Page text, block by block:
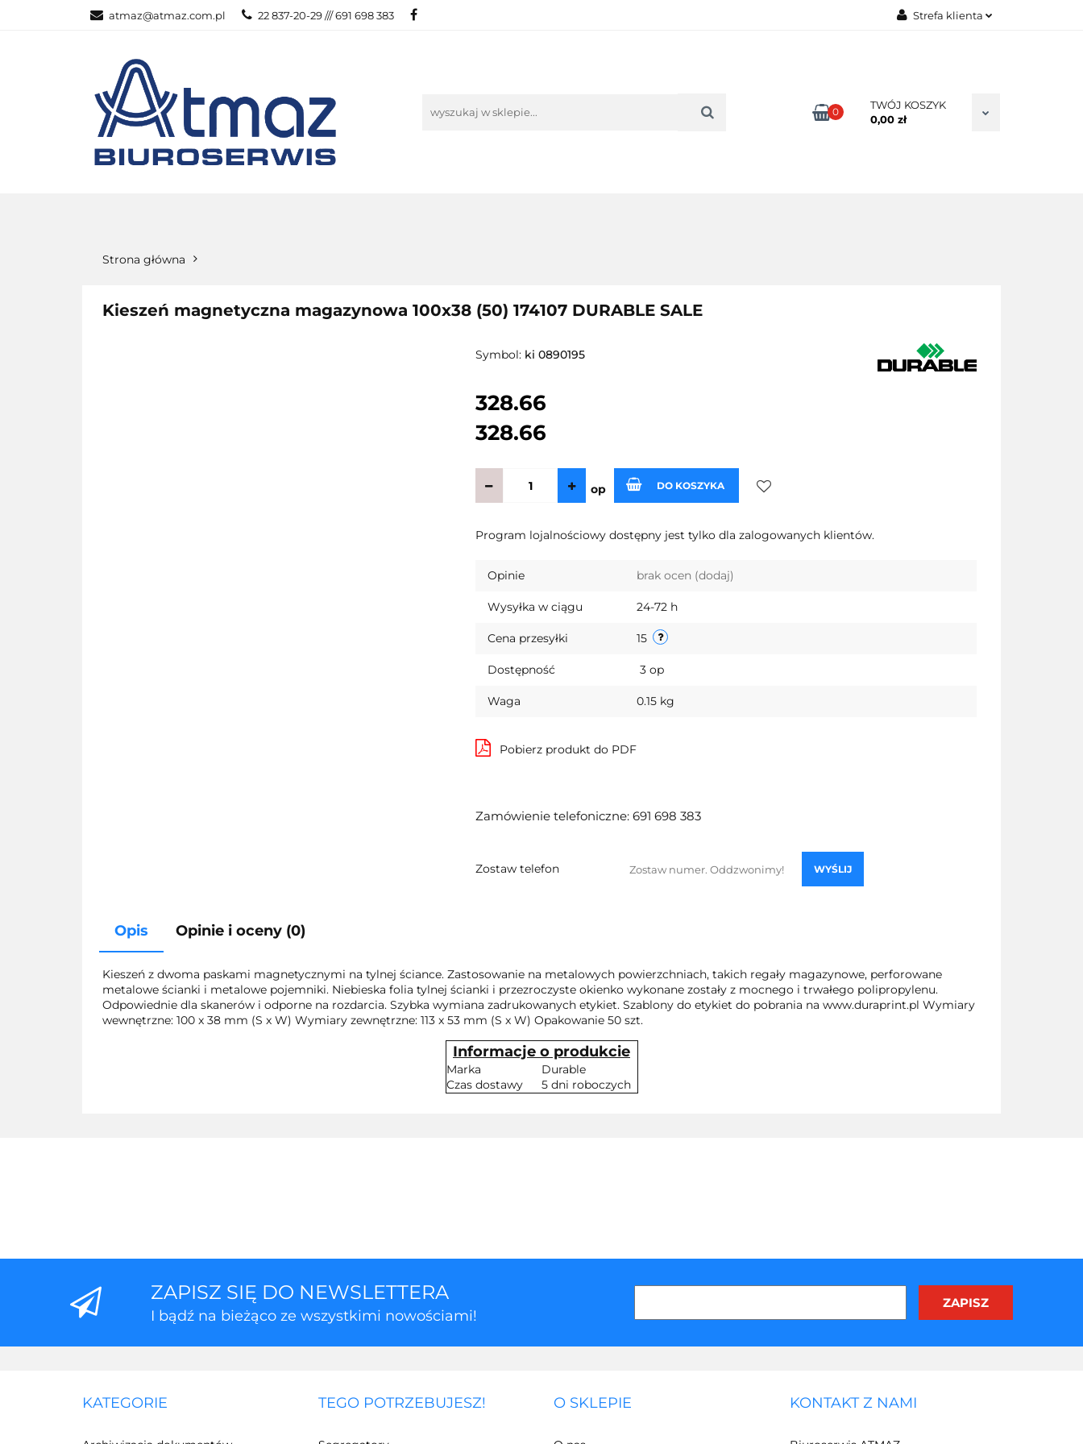
atmaz@atmaz.com.pl 22 837-20-29 /// 691 698 383 Strefa klienta
Dodaj zgłoszenie
0
TWÓJ KOSZYK
0,00 zł
Strona główna
Kieszeń magnetyczna magazynowa 100x38 (50) 174107 DURABLE SALE
Symbol: ki 0890195
328.66
328.66
op DO KOSZYKA
Program lojalnościowy dostępny jest tylko dla zalogowanych klientów.
Opinie brak ocen (dodaj)
Wysyłka w ciągu 24-72 h
Cena przesyłki 15
Dostępność 3 op
Waga 0.15 kg
Pobierz produkt do PDF
Zamówienie telefoniczne: 691 698 383
Zostaw telefon WYŚLIJ
Opis Opinie i oceny (0)
Kieszeń z dwoma paskami magnetycznymi na tylnej ściance. Zastosowanie na metalowych powierzchniach, takich regały magazynowe, perforowane
metalowe ścianki i metalowe pojemniki. Niebieska folia tylnej ścianki i przezroczyste okienko wykonane zostały z mocnego i trwałego polipropylenu.
Odpowiednie dla skanerów i odporne na rozdarcia. Szybka wymiana zadrukowanych etykiet. Szablony do etykiet do pobrania na www.duraprint.pl Wymiary
wewnętrzne: 100 x 38 mm (S x W) Wymiary zewnętrzne: 113 x 53 mm (S x W) Opakowanie 50 szt.
Informacje o produkcie
Marka
Durable
Czas dostawy
5 dni roboczych
ZAPISZ SIĘ DO NEWSLETTERA
I bądź na bieżąco ze wszystkimi nowościami!
KATEGORIE TEGO POTRZEBUJESZ! O SKLEPIE KONTAKT Z NAMI